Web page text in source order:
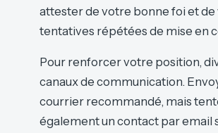
attester de votre bonne foi et de
tentatives répétées de mise en
Pour renforcer votre position,
canaux de communication.
courrier recommandé, mais
également un contact par email